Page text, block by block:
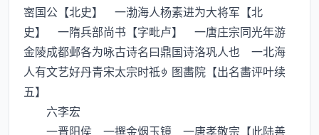
宻国公【北史】 一渤海人杨素进为大将军【北
史】 一隋兵部尚书【字毗卢】 一唐庄宗同光年游
金陵成都邺各为咏古诗名曰鼎国诗洛巩人也 一北海
人有文艺好丹青宋太宗时祗图畵院【出名畵评叶续
五】
六李宏
一晋阳侯 一撰金烟玉镜 一唐孝敬宗【此陆善